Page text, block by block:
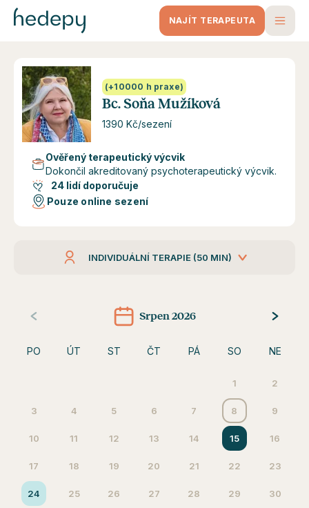
NAJÍT TERAPEUTA
(+10000 h praxe)
Bc. Soňa Mužíková
1390 Kč/sezení
Ověřený terapeutický výcvik
Dokončil akreditovaný psychoterapeutický výcvik.
24 lidí doporučuje
Pouze online sezení
INDIVIDUÁLNÍ TERAPIE (50 MIN)
Srpen 2026
PO ÚT ST ČT PÁ SO NE
1 2
3 4 5 6 7 8 9
10 11 12 13 14 15 16
17 18 19 20 21 22 23
24 25 26 27 28 29 30